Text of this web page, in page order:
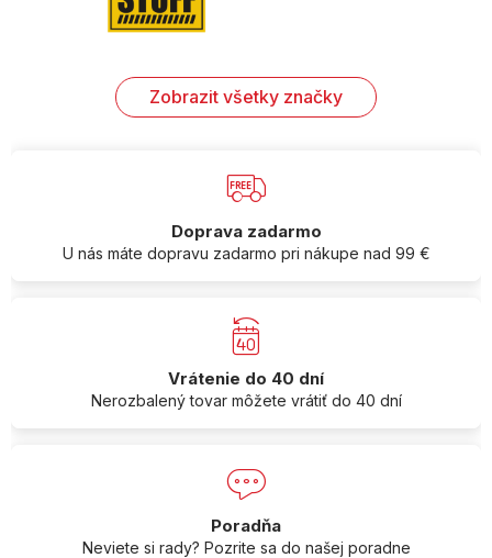
Zobrazit všetky značky
Doprava zadarmo
U nás máte dopravu zadarmo pri nákupe nad 99 €
Vrátenie do 40 dní
Nerozbalený tovar môžete vrátiť do 40 dní
Poradňa
Neviete si rady? Pozrite sa do našej poradne